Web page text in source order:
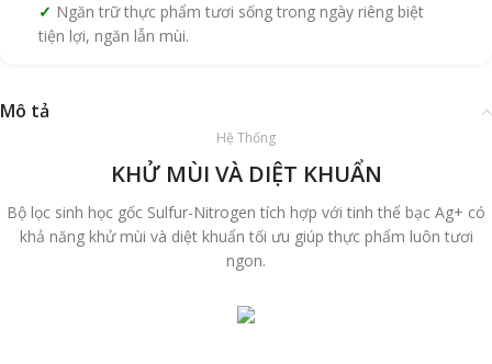
Ngăn trữ thực phẩm tươi sống trong ngày riêng biệt
tiện lợi, ngăn lẫn mùi.
Mô tả
Hệ Thống
KHỬ MÙI VÀ DIỆT KHUẨN
Bộ lọc sinh học gốc Sulfur-Nitrogen tích hợp với tinh thể bạc Ag+ có
khả năng khử mùi và diệt khuẩn tối ưu giúp thực phẩm luôn tươi
ngon.